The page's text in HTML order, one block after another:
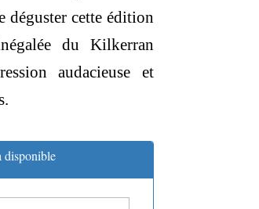
déguster cette édition
du Kilkerran
audacieuse et
disponible